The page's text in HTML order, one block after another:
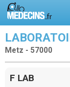
Metz - 57000
F LAB